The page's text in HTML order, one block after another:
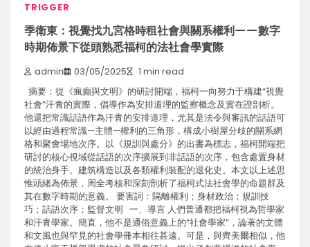
TRIGGER
季衛東：視覺找九宮格時租社會與關系權利——數字
時期佈景下從頭熟悉福柯的法社會學實際
admin 03/05/2025 1 min read
摘要：從《瘋癲與文明》的研討開端，福柯一向努力于構建“視覺
社會”汗青的實際，倡導作為安排道理的監察概念及實在證剖析。
他還把常識話語作為汗青的安排道理，尤其是法令與審訊的話語可
以經由過程常識—主體—權利的三角形，構成小樹屋分歧的關系網
格和聚會場地次序。以《規訓與處分》的出書為標志，福柯開端把
研討的核心視域從話語的次序擴展到非話語的次序，包含處置身材
的統治身手、建筑構造以及各類權利裝配的退化史。本文以上述思
惟頭緒為佈景，周全考核和深刻剖析了福柯式法社會學的命題群及
其在數字時期的意義。 要害詞：隔離權利；身材政治；規訓技
巧；話語次序；監督文明 一、導言 人們普通都把福柯視為哲學家
和汗青學家。簡直，他不是通俗意義上的“社會學家”，論著的文體
和文風也與罕見的社會學冊本相往甚遠。可是，與齊美爾相似，他